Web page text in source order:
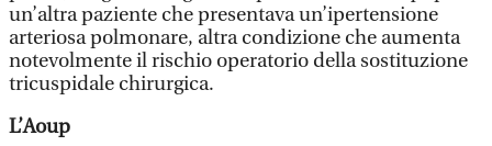
un’altra paziente che presentava un’ipertensione
arteriosa polmonare, altra condizione che aumenta
notevolmente il rischio operatorio della sostituzione
tricuspidale chirurgica.
L’Aoup